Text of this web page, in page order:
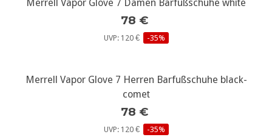
Merrell Vapor Glove 7 Damen Barfußschuhe white
78 €
UVP: 120 € -35%
Merrell Vapor Glove 7 Herren Barfußschuhe black-
comet
78 €
UVP: 120 € -35%